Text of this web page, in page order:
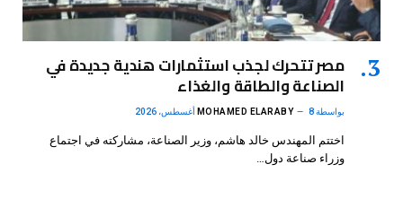
مصر تتحرك لجذب استثمارات هندية جديدة في
الصناعة والطاقة والغذاء
بواسطة MOHAMED ELARABY 8 أغسطس، 2026
اختتم المهندس خالد هاشم، وزير الصناعة، مشاركته في اجتماع
وزراء صناعة دول…